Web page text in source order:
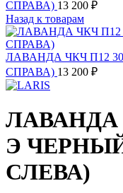
СПРАВА) 13 200 ₽
Назад к товарам
ЛАВАНДА ЧКЧ П12
СПРАВА) 13 200 ₽
ЛАВАНДА
Э
СЛЕВА)